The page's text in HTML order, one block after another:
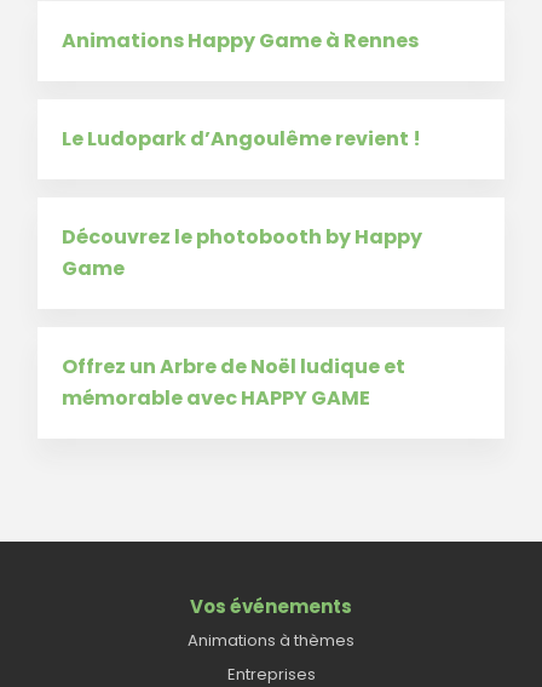
Animations Happy Game à Rennes
Le Ludopark d’Angoulême revient !
Découvrez le photobooth by Happy
Game
Offrez un Arbre de Noël ludique et
mémorable avec HAPPY GAME
Vos événements
Animations à thèmes
Entreprises